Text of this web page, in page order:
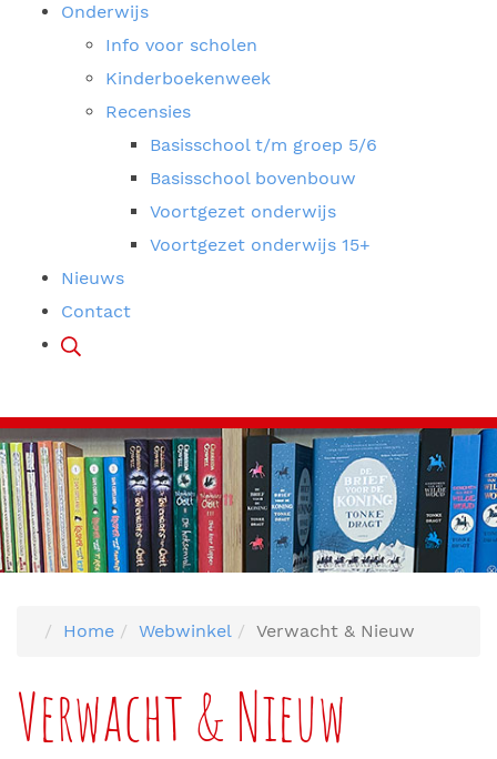
Onderwijs
Info voor scholen
Kinderboekenweek
Recensies
Basisschool t/m groep 5/6
Basisschool bovenbouw
Voortgezet onderwijs
Voortgezet onderwijs 15+
Nieuws
Contact
Home Webwinkel Verwacht & Nieuw
Verwacht & Nieuw